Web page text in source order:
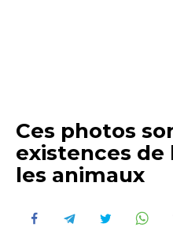
Ces photos
existences de
les animaux